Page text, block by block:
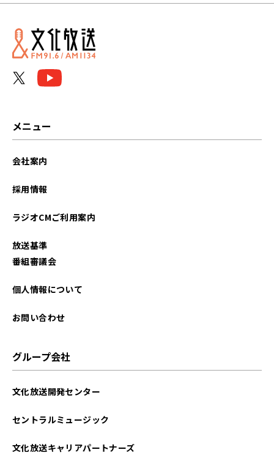
2025年02月
2024年11月
2023年07月
2022年11月
メニュー
会社案内
採用情報
ラジオCMご利用案内
放送基準
番組審議会
個人情報について
お問い合わせ
グループ会社
文化放送開発センター
セントラルミュージック
文化放送キャリアパートナーズ